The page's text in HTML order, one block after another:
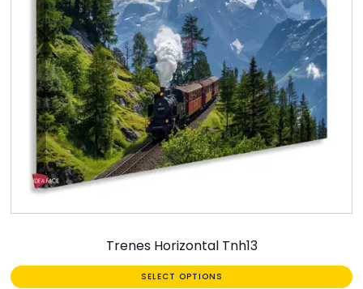
Trenes Horizontal Tnh13
SELECT OPTIONS